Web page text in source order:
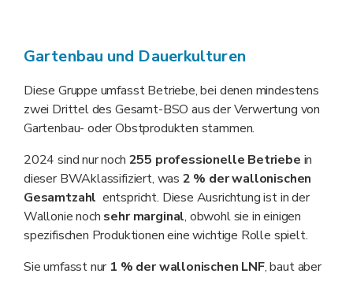
Gartenbau und Dauerkulturen
Diese Gruppe umfasst Betriebe, bei denen mindestens
zwei Drittel des Gesamt-BSO aus der Verwertung von
Gartenbau- oder Obstprodukten stammen.
2024 sind nur noch 255 professionelle Betriebe in
dieser BWAklassifiziert, was 2 % der wallonischen
Gesamtzahl entspricht. Diese Ausrichtung ist in der
Wallonie noch sehr marginal, obwohl sie in einigen
spezifischen Produktionen eine wichtige Rolle spielt.
Sie umfasst nur 1 % der wallonischen LNF, baut aber